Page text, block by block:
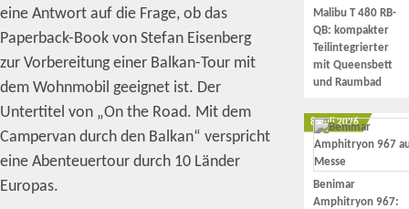
eine Antwort auf die Frage, ob das
Paperback-Book von Stefan Eisenberg
zur Vorbereitung einer Balkan-Tour mit
dem Wohnmobil geeignet ist. Der
Untertitel von „On the Road. Mit dem
Campervan durch den Balkan“ verspricht
eine Abenteuertour durch 10 Länder
Europas.
Malibu T 480 RB-
QB: kompakter
Teilintegrierter
mit Queensbett
und Raumbad
8. Juli 2026
Benimar
Amphitryon 967: